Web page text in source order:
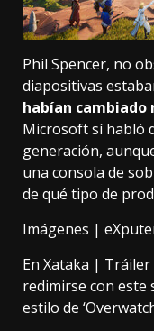
Phil Spencer, no
diapositivas
habían cambiado
Microsoft sí habló
generación,
una consola de
de qué tipo de
Imágenes |
En Xataka | Tráiler
redimirse con
estilo de